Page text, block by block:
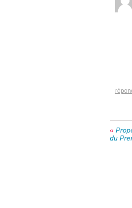
«
du